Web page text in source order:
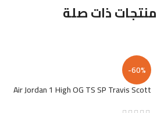
منتجات ذات صلة
-60%
Air Jordan 1 High OG TS SP Travis Scott